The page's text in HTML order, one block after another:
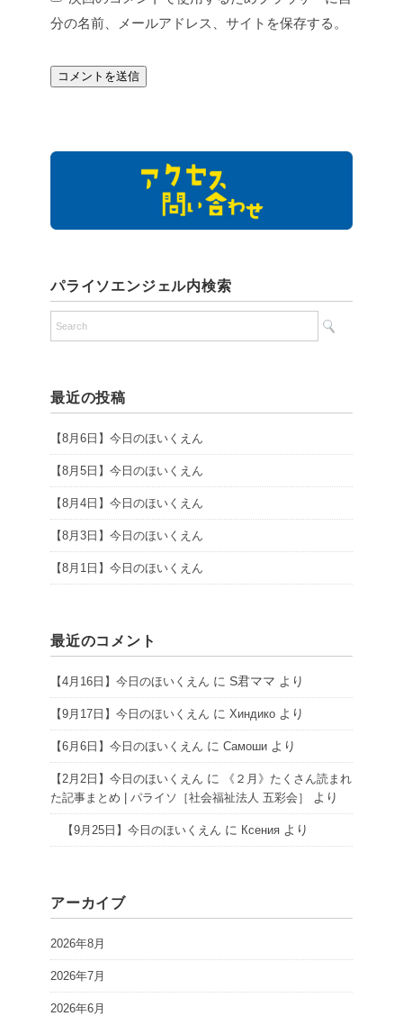
分の名前、メールアドレス、サイトを保存する。
パライソエンジェル内検索
最近の投稿
【8月6日】今日のほいくえん
【8月5日】今日のほいくえん
【8月4日】今日のほいくえん
【8月3日】今日のほいくえん
【8月1日】今日のほいくえん
最近のコメント
【4月16日】今日のほいくえん に S君ママ より
【9月17日】今日のほいくえん に Хиндико より
【6月6日】今日のほいくえん に Самоши より
【2月2日】今日のほいくえん に
《２月》たくさん読まれ
た記事まとめ | パライソ［社会福祉法人 五彩会］
より
【9月25日】今日のほいくえん に Ксения より
アーカイブ
2026年8月
2026年7月
2026年6月